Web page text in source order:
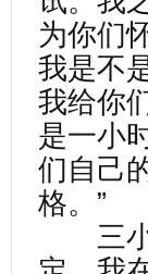
为你们
我是不
我给你
是一小
们自己
格。”
三小